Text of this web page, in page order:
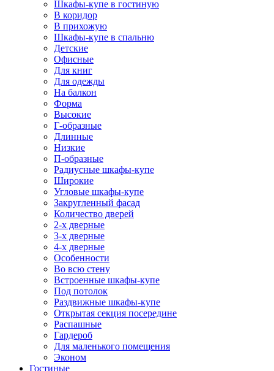
Шкафы-купе в гостиную
В коридор
В прихожую
Шкафы-купе в спальню
Детские
Офисные
Для книг
Для одежды
На балкон
Форма
Высокие
Г-образные
Длинные
Низкие
П-образные
Радиусные шкафы-купе
Широкие
Угловые шкафы-купе
Закругленный фасад
Количество дверей
2-х дверные
3-х дверные
4-х дверные
Особенности
Во всю стену
Встроенные шкафы-купе
Под потолок
Раздвижные шкафы-купе
Открытая секция посередине
Распашные
Гардероб
Для маленького помещения
Эконом
Гостиные